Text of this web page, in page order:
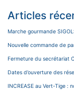
Articles
Marche gourmande
Nouvelle commande de
Fermeture du secrétariat
Dates d’ouverture des
INCREASE au Vert-Tige :